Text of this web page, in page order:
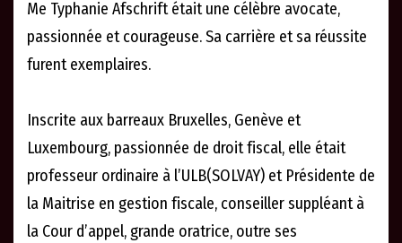
Me Typhanie Afschrift était une célèbre avocate,
passionnée et courageuse. Sa carrière et sa réussite
furent exemplaires.
Inscrite aux barreaux Bruxelles, Genève et
Luxembourg, passionnée de droit fiscal, elle était
professeur ordinaire à l’ULB(SOLVAY) et Présidente de
la Maitrise en gestion fiscale, conseiller suppléant à
la Cour d’appel, grande oratrice, outre ses